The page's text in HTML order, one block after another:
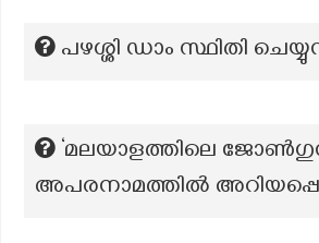
പഴശ്ശി ഡാം സ്ഥിതി
‘മലയാളത്തിലെ
അപരനാമത്തില്‍